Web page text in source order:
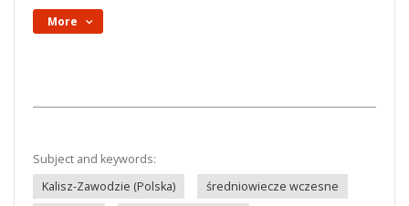
More
Subject and keywords:
Kalisz-Zawodzie (Polska)
średniowiecze wczesne